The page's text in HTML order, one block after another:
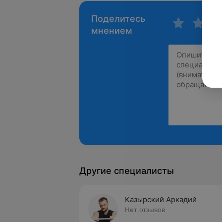
Поделитесь
мнением
Другие специалисты
Казырский Аркадий
Нет отзывов